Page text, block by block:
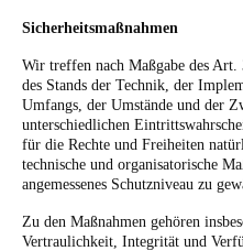
Sicherheitsmaßnahmen
Wir treffen nach Maßgabe des
des Stands der Technik, der
Umfangs, der Umstände und der
unterschiedlichen
für die Rechte und Freiheiten
technische und organisatorische
angemessenes Schutzniveau zu
Zu den Maßnahmen gehören
Vertraulichkeit, Integrität und